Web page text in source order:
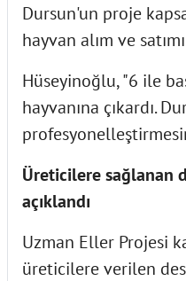
Dursun'un proje
hayvan alım ve
Hüseyinoğlu, "6 ile
hayvanına çıkardı.
Üreticilere sağlanan
açıklandı
Uzman Eller Projesi
üreticilere verilen